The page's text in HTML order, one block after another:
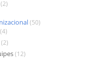
(50)
(2)
(12)